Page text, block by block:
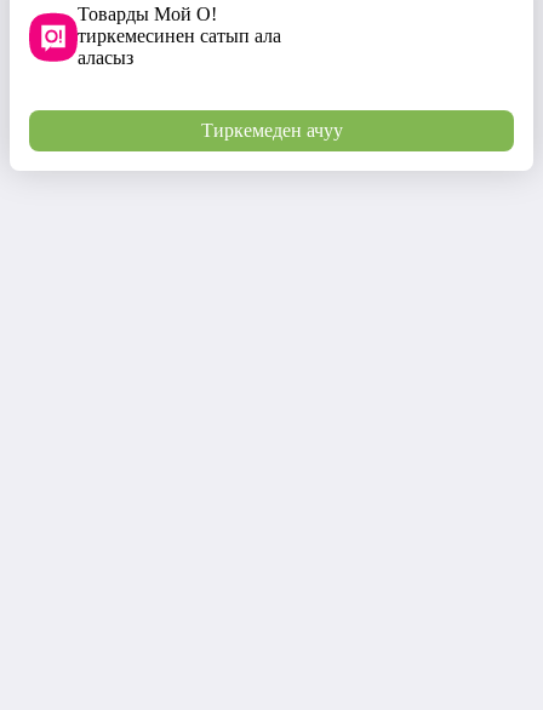
Товарды Мой О!
тиркемесинен сатып ала
аласыз
Тиркемеден ачуу